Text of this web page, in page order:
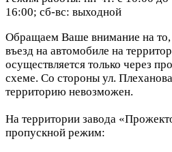
16:00; сб-вс: выходной
Обращаем Ваше внимание на
въезд на автомобиле на
осуществляется только через
схеме. Со стороны ул.
территорию невозможен.
На территории завода
пропускной режим: